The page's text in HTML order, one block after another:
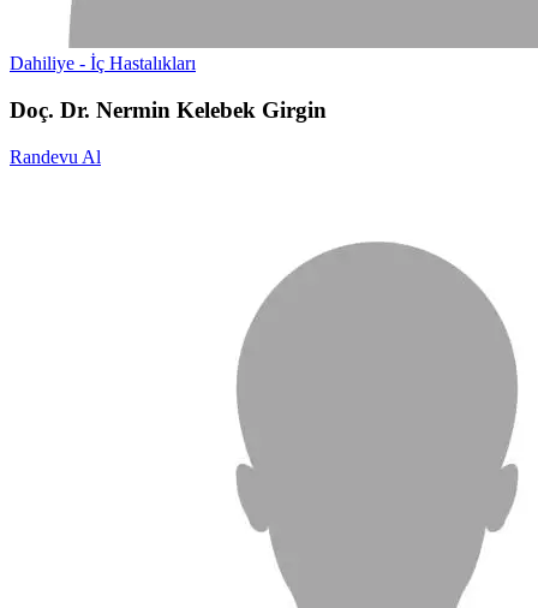
Dahiliye - İç Hastalıkları
Doç. Dr. Nermin Kelebek Girgin
Randevu Al